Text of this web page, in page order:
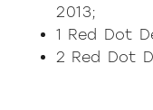
2013;
1 Red Dot
2 Red Dot